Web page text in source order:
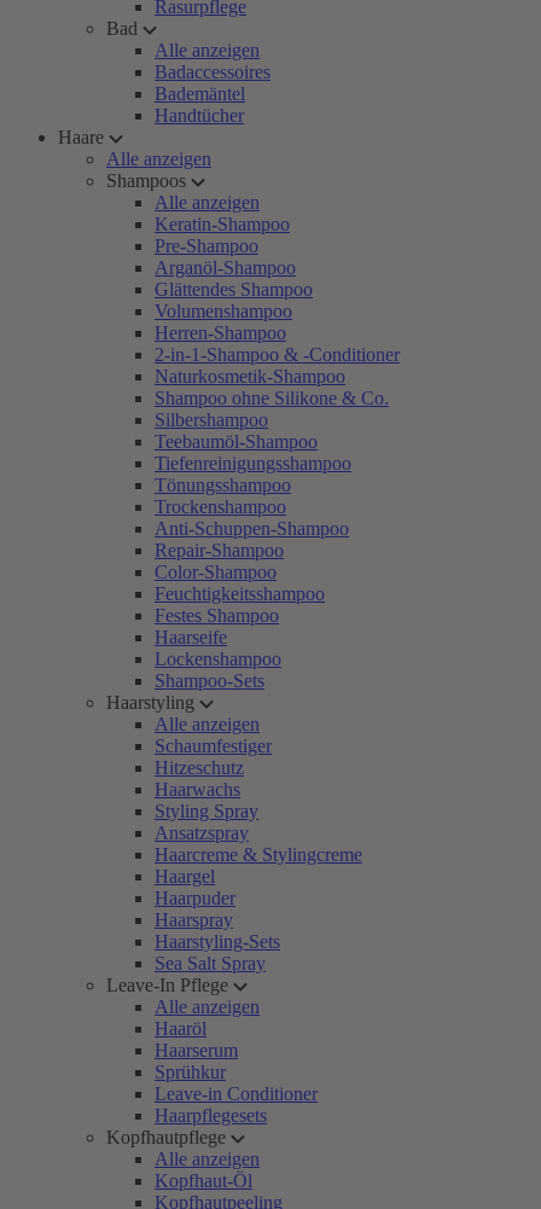
Rasurpflege
Bad
Alle anzeigen
Badaccessoires
Bademäntel
Handtücher
Haare
Alle anzeigen
Shampoos
Alle anzeigen
Keratin-Shampoo
Pre-Shampoo
Arganöl-Shampoo
Glättendes Shampoo
Volumenshampoo
Herren-Shampoo
2-in-1-Shampoo & -Conditioner
Naturkosmetik-Shampoo
Shampoo ohne Silikone & Co.
Silbershampoo
Teebaumöl-Shampoo
Tiefenreinigungsshampoo
Tönungsshampoo
Trockenshampoo
Anti-Schuppen-Shampoo
Repair-Shampoo
Color-Shampoo
Feuchtigkeitsshampoo
Festes Shampoo
Haarseife
Lockenshampoo
Shampoo-Sets
Haarstyling
Alle anzeigen
Schaumfestiger
Hitzeschutz
Haarwachs
Styling Spray
Ansatzspray
Haarcreme & Stylingcreme
Haargel
Haarpuder
Haarspray
Haarstyling-Sets
Sea Salt Spray
Leave-In Pflege
Alle anzeigen
Haaröl
Haarserum
Sprühkur
Leave-in Conditioner
Haarpflegesets
Kopfhautpflege
Alle anzeigen
Kopfhaut-Öl
Kopfhautpeeling